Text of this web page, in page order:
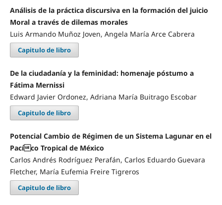
Análisis de la práctica discursiva en la formación del juicio
Moral a través de dilemas morales
Luis Armando Muñoz Joven, Angela María Arce Cabrera
Capitulo de libro
De la ciudadanía y la feminidad: homenaje póstumo a
Fátima Mernissi
Edward Javier Ordonez, Adriana María Buitrago Escobar
Capitulo de libro
Potencial Cambio de Régimen de un Sistema Lagunar en el
Pacíco Tropical de México
Carlos Andrés Rodríguez Perafán, Carlos Eduardo Guevara
Fletcher, María Eufemia Freire Tigreros
Capitulo de libro